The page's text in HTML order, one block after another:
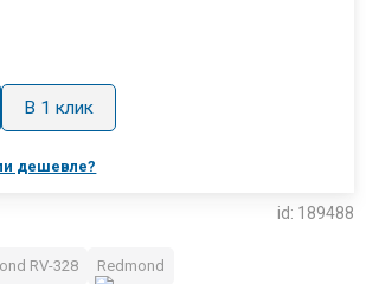
В 1 клик
дешевле?
id: 189488
RV-328
Redmond